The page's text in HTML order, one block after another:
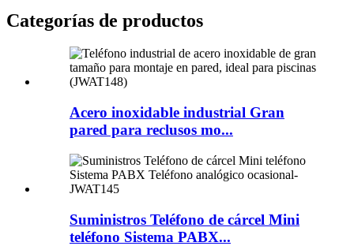
Categorías de productos
Acero inoxidable industrial Gran
pared para reclusos mo...
Suministros Teléfono de cárcel Mini
teléfono Sistema PABX...